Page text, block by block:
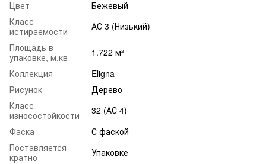
Цвет
Бежевый
Класс
истираемости
АС 3 (Низький)
Площадь в
упаковке, м.кв
1.722 м²
Коллекция
Eligna
Рисунок
Дерево
Класс
износостойкости
32 (АС 4)
Фаска
С фаской
Поставляется
кратно
Упаковке